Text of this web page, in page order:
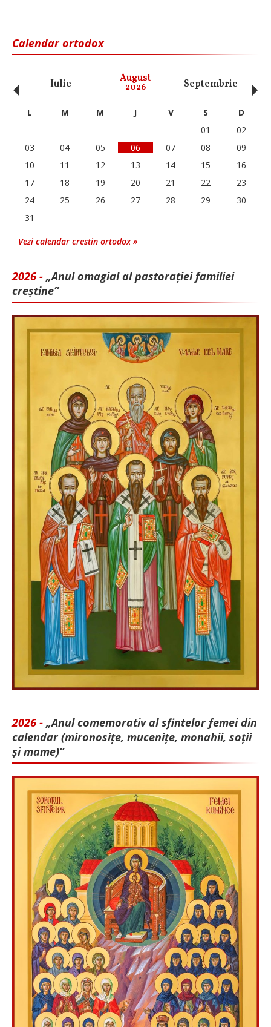
Calendar ortodox
Iulie August
2026 Septembrie
‹ L M M J V S
D
01
02
03
04 05 06 07 08
09
10
11 12 13 14 15
16
17
18 19 20 21 22
23
24
25 26 27 28 29
30
31
Vezi calendar crestin ortodox »
2026 - „Anul omagial al pastorației familiei
creștine”
2026 - „Anul comemorativ al sfintelor femei din
calendar (mironosițe, mu­cenițe, monahii, soții
și mame)”